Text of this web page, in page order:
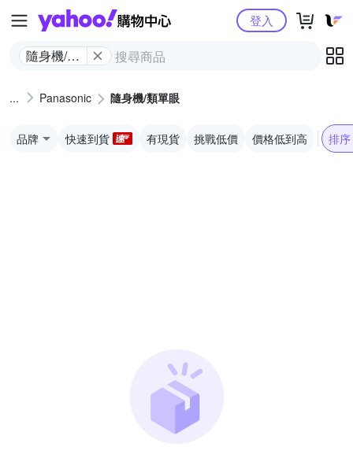
Yahoo購物中心
隨身機/類
登入
Panasonic 隨身機/類單眼
品牌 快速到貨 有現貨 挑戰低價 價格低到高 排序